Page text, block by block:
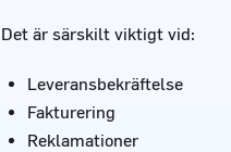
Det är särskilt viktigt vid:
Leveransbekräftelse
Fakturering
Reklamationer